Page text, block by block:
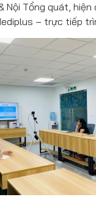
Nội Tổng quát,
– trực tiếp